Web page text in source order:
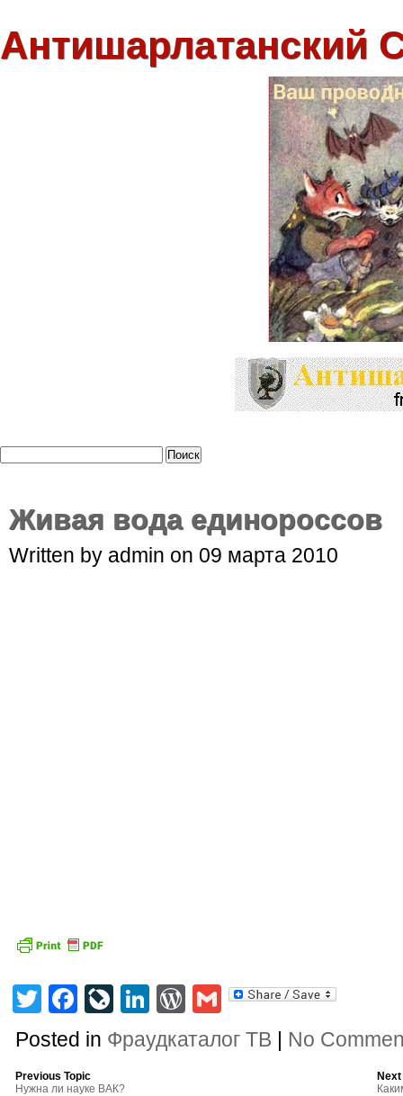
Антишарлатанский
Живая вода единороссов
Written by admin on 09 марта 2010
TwitterFacebook
LiveJournal
LinkedIn
WordPress
Gmail
Posted in Фраудкаталог ТВ | No
Previous Topic
Нужна ли науке ВАК?